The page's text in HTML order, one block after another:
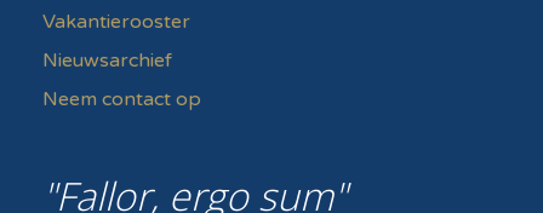
Vakantierooster
Nieuwsarchief
Neem contact op
Fallor, ergo sum